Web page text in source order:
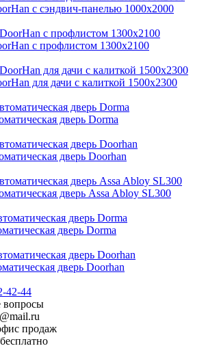
с сэндвич-панелью 1000x2000
с профлистом 1300x2100
для дачи с калиткой 1500x2300
дверь Dorma
дверь Doorhan
дверь Assa Abloy SL300
дверь Dorma
дверь Doorhan
42-44
вопросы
продаж